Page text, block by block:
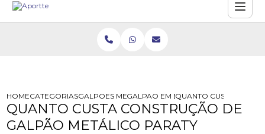
HOMECATEGORIASGALPOES METALICOSGALPAO EM ESTRUTURA METALICA
QUANTO CUSTA
QUANTO CUSTA CONSTRUÇÃO DE
GALPÃO METÁLICO PARATY